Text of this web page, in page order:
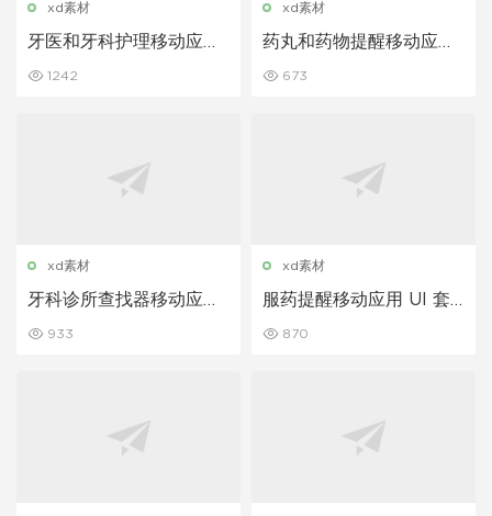
xd素材
牙医和牙科护理移动应用
1242
xd素材
药丸和药物提醒移动应用
673
xd素材
牙科诊所查找器移动应用
933
xd素材
服药提醒移动应用 UI 套
870